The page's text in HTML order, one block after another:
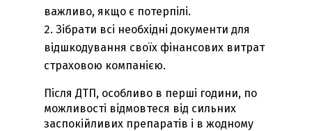
важливо, якщо є потерпілі.
Зібрати всі необхідні документи для
відшкодування своїх фінансових витрат
страховою компанією.
Після ДТП, особливо в перші години, по
можливості відмовтеся від сильних
заспокійливих препаратів і в жодному